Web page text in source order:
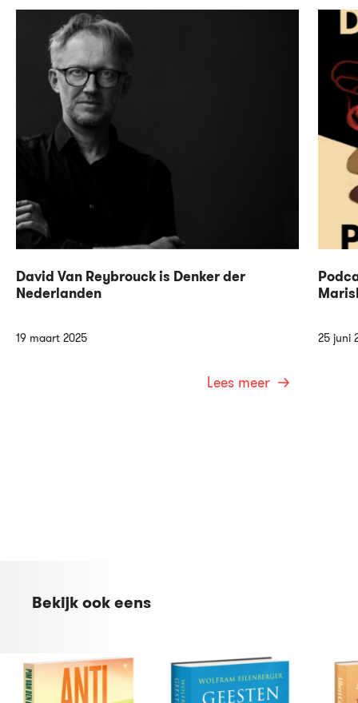
19 maart 2025
David Van Reybrouck is Denker der
Nederlanden
Lees meer
25 juni
Bekijk ook eens